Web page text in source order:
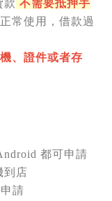
款 不需要抵押手
常使用，借款過
、證件或者存
都可申請
到店
請